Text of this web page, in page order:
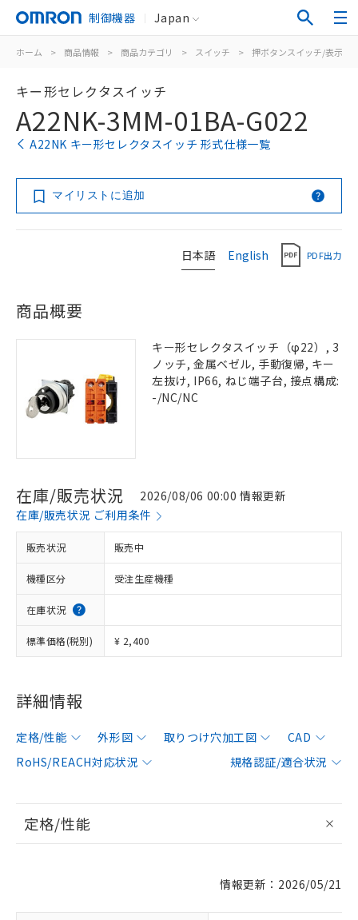
制御機器 Japan
ホーム > 商品情報 > 商品カテゴリ > スイッチ > 押ボタンスイッチ/表示灯
キー形セレクタスイッチ
A22NK-3MM-01BA-G022
A22NK キー形セレクタスイッチ 形式仕様一覧
マイリストに追加
日本語 English PDF出力
商品概要
キー形セレクタスイッチ（φ22）, 3
ノッチ, 金属ベゼル, 手動復帰, キー
左抜け, IP66, ねじ端子台, 接点構成:
-/NC/NC
在庫/販売状況
2026/08/06 00:00 情報更新
在庫/販売状況 ご利用条件
販売状況 販売中
機種区分 受注生産機種
在庫状況
標準価格(税別) ¥ 2,400
詳細情報
定格/性能 外形図 取りつけ穴加工図
CAD
RoHS/REACH対応状況
規格認証/適合状況
定格/性能
情報更新：2026/05/21